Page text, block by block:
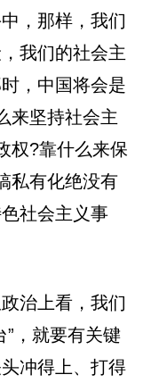
，那样，我们
我们的社会主
，中国将会是
来坚持社会主
权?靠什么来保
私有化绝没有
社会主义事
治上看，我们
”，就要有关键
冲得上、打得